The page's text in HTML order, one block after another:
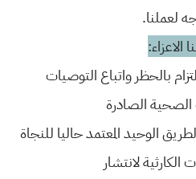
لعملنا.
الاعزاء:
بالحظر واتباع التوصيات
الصحية الصادرة
الوحيد المعتمد حاليا للنجاة
الكارثية لانتشار